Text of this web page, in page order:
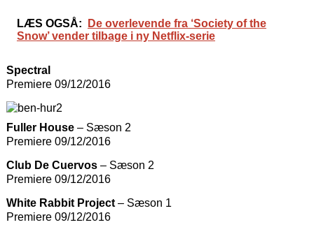
LÆS OGSÅ:
De overlevende fra ‘Society of the
Snow’ vender tilbage i ny Netflix-serie
Spectral
Premiere 09/12/2016
Fuller House– Sæson 2
Premiere 09/12/2016
Club De Cuervos– Sæson 2
Premiere 09/12/2016
White Rabbit Project– Sæson 1
Premiere 09/12/2016